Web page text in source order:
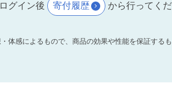
グイン後 寄付履歴 から行ってくだ
体感によるもので、商品の効果や性能を保証するも